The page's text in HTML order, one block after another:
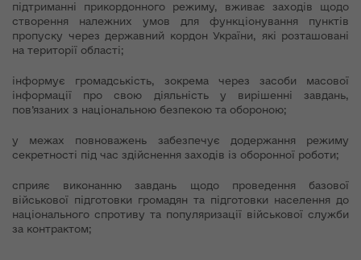
підтриманні прикордонного режиму, вживає заходів щодо
створення належних умов для функціонування пунктів
пропуску через державний кордон України, які розташовані
на території області;
інформує громадськість, зокрема через засоби масової
інформації про свою діяльність у вирішенні завдань,
пов’язаних з національною безпекою та обороною;
у межах повноважень забезпечує додержання режиму
секретності під час здійснення заходів із оборонної роботи;
сприяє виконанню завдань щодо проведення базової
військової підготовки громадян та підготовки населення до
національного спротиву та популяризації військової служби
за контрактом;